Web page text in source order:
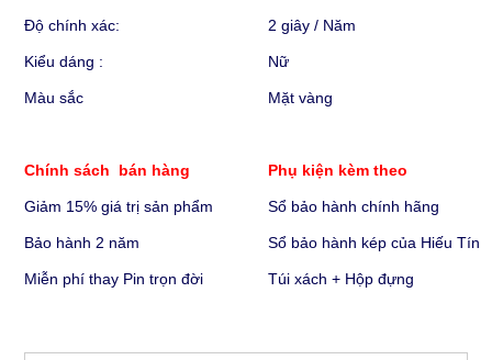
Độ chính xác: 2 giây / Năm
Kiểu dáng : Nữ
Màu sắc Mặt vàng
Chính sách bán hàng Phụ kiện kèm theo
Giảm 15% giá trị sản phẩm Sổ bảo hành chính hãng
Bảo hành 2 năm Sổ bảo hành kép của Hiếu Tín
Miễn phí thay Pin trọn đời Túi xách + Hộp đựng